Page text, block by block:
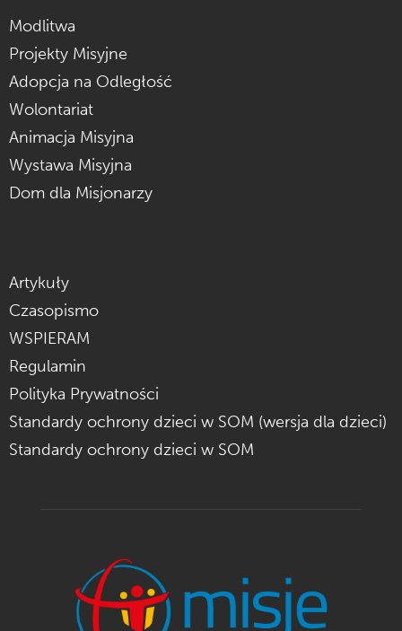
Modlitwa
Projekty Misyjne
Adopcja na Odległość
Wolontariat
Animacja Misyjna
Wystawa Misyjna
Dom dla Misjonarzy
Artykuły
Czasopismo
WSPIERAM
Regulamin
Polityka Prywatności
Standardy ochrony dzieci w SOM (wersja dla dzieci)
Standardy ochrony dzieci w SOM